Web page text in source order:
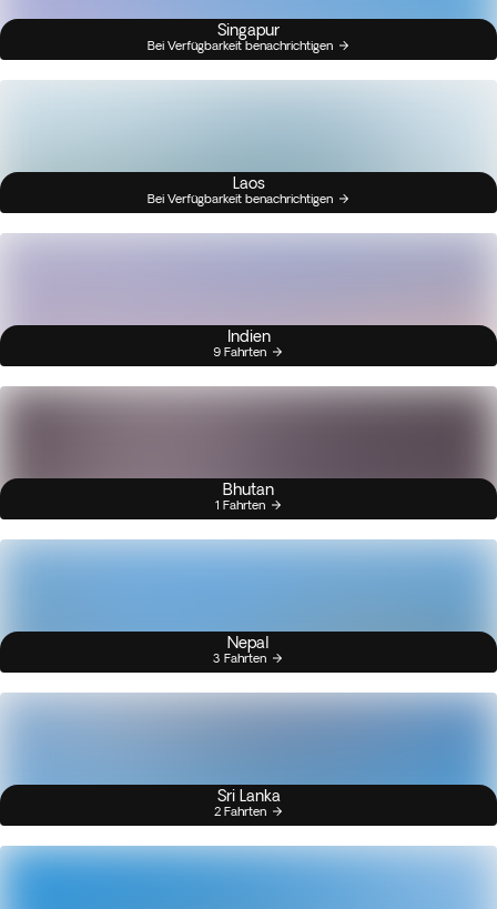
Singapur
Bei Verfügbarkeit benachrichtigen
Laos
Bei Verfügbarkeit benachrichtigen
Indien
9 Fahrten
Bhutan
1 Fahrten
Nepal
3 Fahrten
Sri Lanka
2 Fahrten